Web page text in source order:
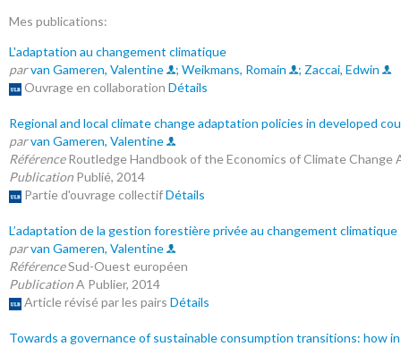
Mes publications:
L'adaptation au changement climatique
parvan Gameren, Valentine ; Weikmans, Romain
; Zaccai, Edwin
Ouvrage en collaboration Détails
Regional and local climate change adaptation policies in developed
parvan Gameren, Valentine
RéférenceRoutledge Handbook of the Economics of Climate Change
Publication Publié, 2014
Partie d'ouvrage collectifDétails
L’adaptation de la gestion forestière privée au changement climatique
parvan Gameren, Valentine
RéférenceSud-Ouest européen
PublicationA Publier, 2014
Article révisé par les pairs Détails
Towards a governance of sustainable consumption transitions: how